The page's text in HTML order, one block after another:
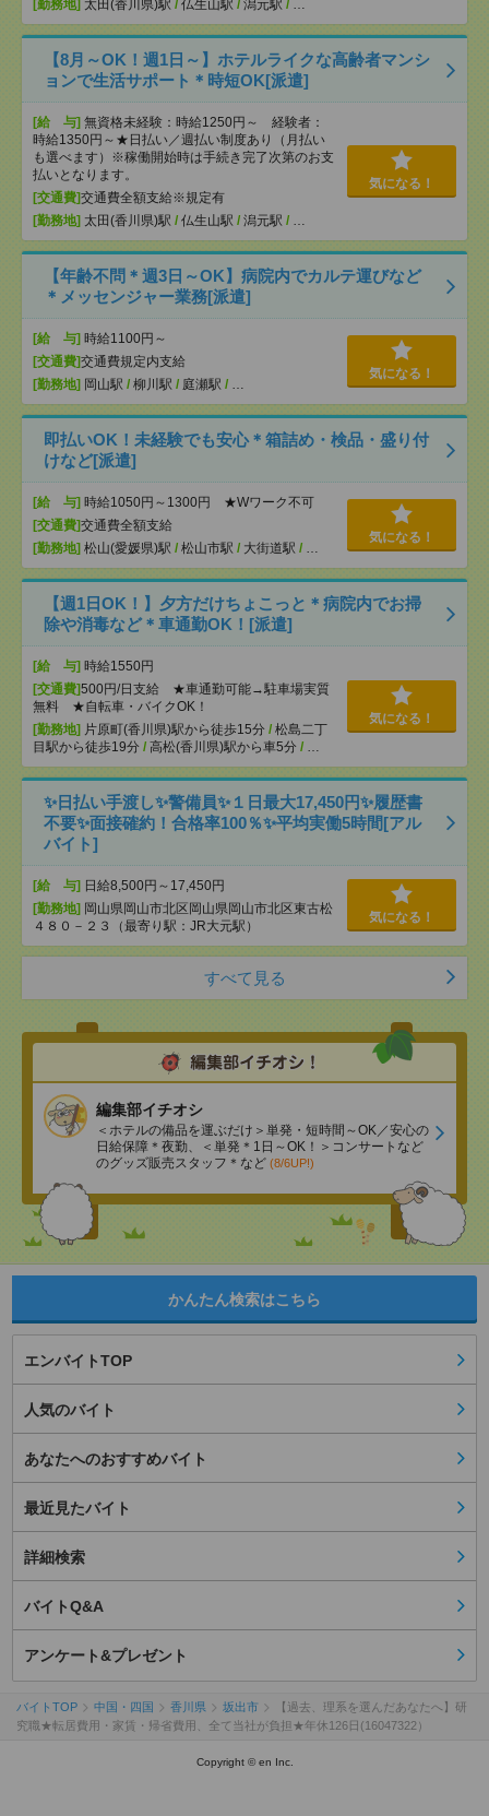
[勤務地] 太田(香川県)駅 / 仏生山駅 / 潟元駅 / …
【8月～OK！週1日～】ホテルライクな高齢者マンシ
ョンで生活サポート＊時短OK[派遣]
[給 与] 無資格未経験：時給1250円～ 経験者：
時給1350円～★日払い／週払い制度あり（月払い
も選べます）※稼働開始時は手続き完了次第のお支
払いとなります。
[交通費]交通費全額支給※規定有
[勤務地] 太田(香川県)駅 / 仏生山駅 / 潟元駅 / …
気になる！
【年齢不問＊週3日～OK】病院内でカルテ運びなど
＊メッセンジャー業務[派遣]
[給 与] 時給1100円～
[交通費]交通費規定内支給
[勤務地] 岡山駅 / 柳川駅 / 庭瀬駅 / …
気になる！
即払いOK！未経験でも安心＊箱詰め・検品・盛り付
けなど[派遣]
[給 与] 時給1050円～1300円 ★Wワーク不可
[交通費]交通費全額支給
[勤務地] 松山(愛媛県)駅 / 松山市駅 / 大街道駅 / …
気になる！
【週1日OK！】夕方だけちょこっと＊病院内でお掃
除や消毒など＊車通勤OK！[派遣]
[給 与] 時給1550円
[交通費]500円/日支給 ★車通勤可能→駐車場実質
無料 ★自転車・バイクOK！
[勤務地] 片原町(香川県)駅から徒歩15分 / 松島二丁
目駅から徒歩19分 / 高松(香川県)駅から車5分 / …
気になる！
✨日払い手渡し✨警備員✨１日最大17,450円✨履歴書
不要✨面接確約！合格率100％✨平均実働5時間[アル
バイト]
[給 与] 日給8,500円～17,450円
[勤務地] 岡山県岡山市北区岡山県岡山市北区東古松
４８０－２３（最寄り駅：JR大元駅）
気になる！
すべて見る
編集部イチオシ
＜ホテルの備品を運ぶだけ＞単発・短時間～OK／安心の
日給保障＊夜勤、＜単発＊1日～OK！＞コンサートなど
のグッズ販売スタッフ＊など (8/6UP!)
かんたん検索はこちら
エンバイトTOP
人気のバイト
あなたへのおすすめバイト
最近見たバイト
詳細検索
バイトQ&A
アンケート&プレゼント
バイトTOP 中国・四国 香川県 坂出市
【過去、理系を選んだあなたへ】研
究職★転居費用・家賃・帰省費用、全て当社が負担★年休126日(16047322）
Copyright © en Inc.